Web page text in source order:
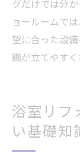
グだけでは分
ョールームで
望に合った設
画が立てやすく
浴室リフ
い基礎知